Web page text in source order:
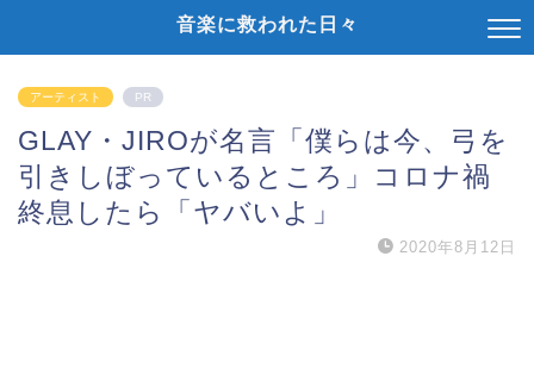
音楽に救われた日々
アーティスト PR
GLAY・JIROが名言「僕らは今、弓を
引きしぼっているところ」コロナ禍
終息したら「ヤバいよ」
2020年8月12日